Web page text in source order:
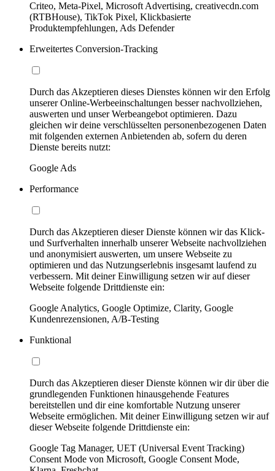
Criteo, Meta-Pixel, Microsoft Advertising, creativecdn.com
(RTBHouse), TikTok Pixel, Klickbasierte
Produktempfehlungen, Ads Defender
Erweitertes Conversion-Tracking
Durch das Akzeptieren dieses Dienstes können wir den Erfolg
unserer Online-Werbeeinschaltungen besser nachvollziehen,
auswerten und unser Werbeangebot optimieren. Dazu
gleichen wir deine verschlüsselten personenbezogenen Daten
mit folgenden externen Anbietenden ab, sofern du deren
Dienste bereits nutzt:
Google Ads
Performance
Durch das Akzeptieren dieser Dienste können wir das Klick-
und Surfverhalten innerhalb unserer Webseite nachvollziehen
und anonymisiert auswerten, um unsere Webseite zu
optimieren und das Nutzungserlebnis insgesamt laufend zu
verbessern. Mit deiner Einwilligung setzen wir auf dieser
Webseite folgende Drittdienste ein:
Google Analytics, Google Optimize, Clarity, Google
Kundenrezensionen, A/B-Testing
Funktional
Durch das Akzeptieren dieser Dienste können wir dir über die
grundlegenden Funktionen hinausgehende Features
bereitstellen und dir eine komfortable Nutzung unserer
Webseite ermöglichen. Mit deiner Einwilligung setzen wir auf
dieser Webseite folgende Drittdienste ein:
Google Tag Manager, UET (Universal Event Tracking)
Consent Mode von Microsoft, Google Consent Mode,